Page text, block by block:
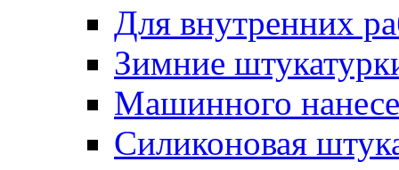
Для внутренних
Зимние
Машинного
Силиконовая